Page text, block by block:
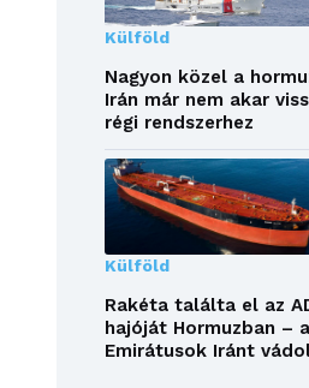
Külföld
Nagyon közel a
Irán már nem akar
régi rendszerhez
Külföld
Rakéta találta el az
hajóját Hormuzban –
Emirátusok Iránt